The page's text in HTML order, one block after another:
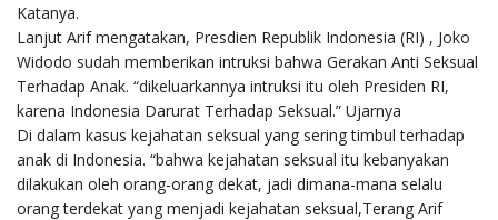
Katanya.
Lanjut Arif mengatakan, Presdien Republik Indonesia (RI) , Joko
Widodo sudah memberikan intruksi bahwa Gerakan Anti Seksual
Terhadap Anak. “dikeluarkannya intruksi itu oleh Presiden RI,
karena Indonesia Darurat Terhadap Seksual.” Ujarnya
Di dalam kasus kejahatan seksual yang sering timbul terhadap
anak di Indonesia. “bahwa kejahatan seksual itu kebanyakan
dilakukan oleh orang-orang dekat, jadi dimana-mana selalu
orang terdekat yang menjadi kejahatan seksual,Terang Arif